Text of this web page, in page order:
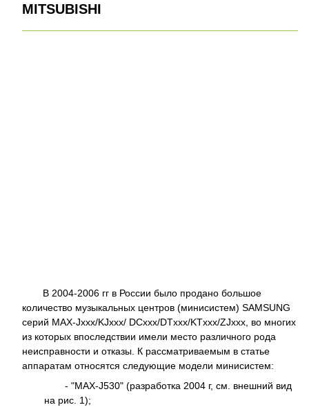
MITSUBISHI
В 2004-2006 гг в России было продано большое
количество музыкальных центров (минисистем) SAMSUNG
серий MAX-Jxxx/KJxxx/ DCxxx/DTxxx/KTxxx/ZJxxx, во многих
из которых впоследствии имели место различного рода
неисправности и отказы. К рассматриваемым в статье
аппаратам относятся следующие модели минисистем:
- "MAX-J530" (разработка 2004 г, см. внешний вид
на рис. 1);